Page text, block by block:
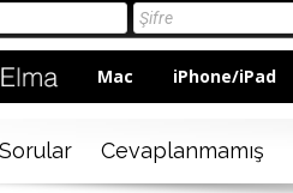
Mac iPhone/iPad
Sorular Cevaplanmamış